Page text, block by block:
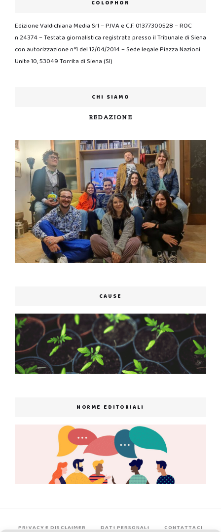
COLOPHON
Edizione Valdichiana Media Srl – P.IVA e C.F. 01377300528 – ROC
n.24374 – Testata giornalistica registrata presso il Tribunale di Siena
con autorizzazione n°1 del 12/04/2014 – Sede legale Piazza Nazioni
Unite 10, 53049 Torrita di Siena (SI)
CHI SIAMO
REDAZIONE
CAUSE
NORME EDITORIALI
PRIVACY E DISCLAIMER DATI PERSONALI CONTATTACI